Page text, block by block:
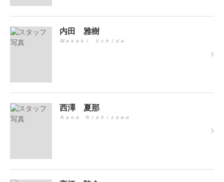
内田 雅樹
Ｍａｓａｋｉ Ｕｃｈｉｄａ
西澤 夏那
Ｋａｎａ Ｎｉｓｈｉｚａｗａ